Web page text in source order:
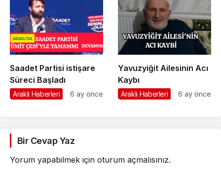
Saadet Partisi istişare
Süreci Başladı
Araklı Haberleri 6 ay önce
Yavuzyiğit Ailesinin Acı
Kaybı
Araklı Haberleri 6 ay önce
Bir Cevap Yaz
Yorum yapabilmek için oturum açmalısınız.